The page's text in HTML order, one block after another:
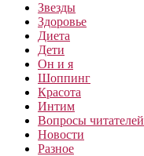
Звезды
Здоровье
Диета
Дети
Он и я
Шоппинг
Красота
Интим
Вопросы читателей
Новости
Разное